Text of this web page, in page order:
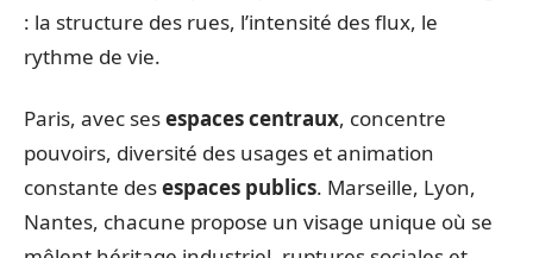
: la structure des rues, l’intensité des flux, le
rythme de vie.
Paris, avec sesespaces centraux, concentre
pouvoirs, diversité des usages et animation
constante desespaces publics. Marseille, Lyon,
Nantes, chacune propose un visage unique où se